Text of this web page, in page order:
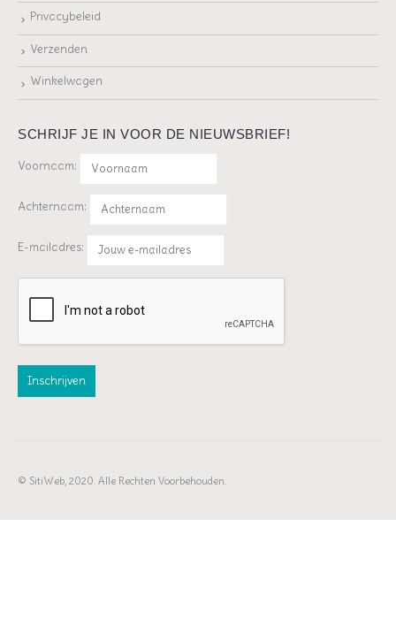
Privacybeleid
Verzenden
Winkelwagen
SCHRIJF JE IN VOOR DE NIEUWSBRIEF!
Voornaam:
Achternaam:
E-mailadres:
© SitiWeb, 2020. Alle Rechten Voorbehouden.